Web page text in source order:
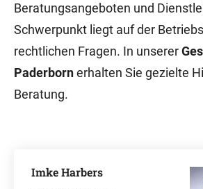
Beratungsangeboten und
Schwerpunkt liegt auf der
rechtlichen Fragen. In unserer
Paderbornerhalten Sie gezielte
Beratung.
Imke Harbers